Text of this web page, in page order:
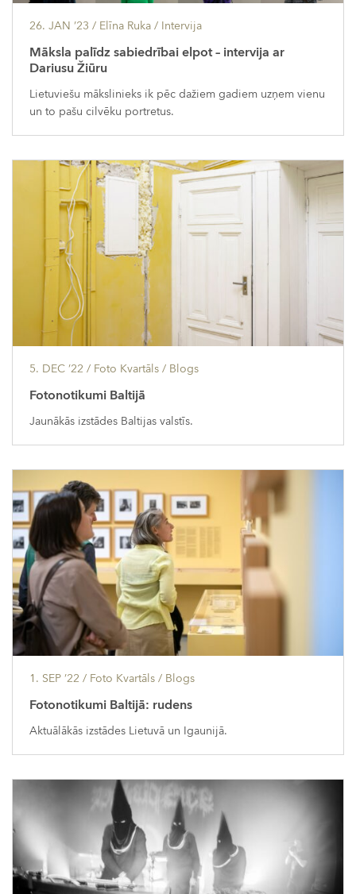
26. JAN ’23 / Elīna Ruka / Intervija
Māksla palīdz sabiedrībai elpot – intervija ar
Dariusu Žiūru
Lietuviešu mākslinieks ik pēc dažiem gadiem uzņem vienu
un to pašu cilvēku portretus.
5. DEC ’22 / Foto Kvartāls / Blogs
Fotonotikumi Baltijā
Jaunākās izstādes Baltijas valstīs.
1. SEP ’22 / Foto Kvartāls / Blogs
Fotonotikumi Baltijā: rudens
Aktuālākās izstādes Lietuvā un Igaunijā.